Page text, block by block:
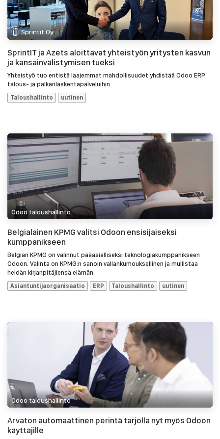
Sprintit Oy
SprintIT ja Azets aloittavat yhteistyön yritysten kasvun
ja kansainvälistymisen tueksi
Yhteistyö tuo entistä laajemmat mahdollisuudet yhdistää Odoo ERP
talous- ja palkanlaskentapalveluihin
Taloushallinto
uutinen
Odoo taloushallinto
Belgialainen KPMG valitsi Odoon ensisijaiseksi
kumppanikseen
Belgian KPMG on valinnut pääasialliseksi teknologiakumppanikseen
Odoon. Valinta on KPMG:n sanoin vallankumouksellinen ja mullistaa
heidän kirjanpitäjiensä elämän.
Asiantuntijaorganisaatio
ERP Taloushallinto uutinen
Odoo taloushallinto
Arvaton automaattinen perintä tarjolla nyt myös Odoon
käyttäjille